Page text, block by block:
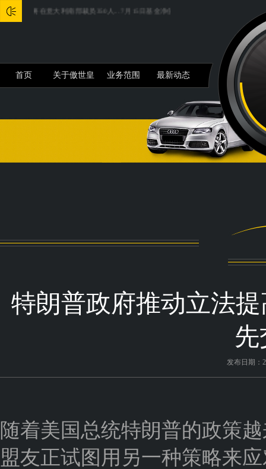
在意大利南部裁员350人... 7月15日基金净值：华夏鼎瑞三个月定开债A最新净值
首页 关于傲世皇 业务范围 最新动态
特朗普政府推动立法
先
发布日期：
随着美国总统特朗普的政策
盟友正试图用另一种策略来